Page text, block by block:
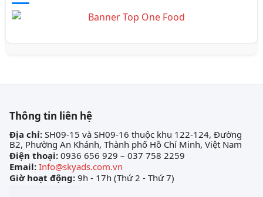
Thông tin liên hệ
Địa chỉ: SH09-15 và SH09-16 thuộc khu 122-124, Đường
B2, Phường An Khánh, Thành phố Hồ Chí Minh, Việt Nam
Điện thoại: 0936 656 929 – 037 758 2259
Email: Info@skyads.com.vn
Giờ hoạt động: 9h - 17h (Thứ 2 - Thứ 7)